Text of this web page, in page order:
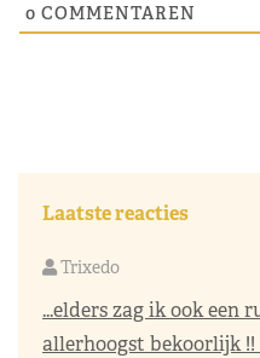
0 COMMENTAREN
Laatste reacties
Trixedo
...elders zag ik ook een
allerhoogst bekoorlijk !!